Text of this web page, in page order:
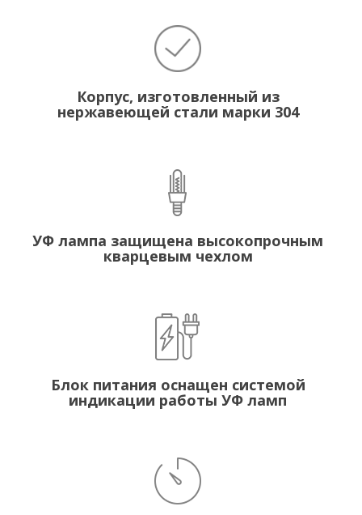
Корпус, изготовленный из
нержавеющей стали марки 304
УФ лампа защищена высокопрочным
кварцевым чехлом
Блок питания оснащен системой
индикации работы УФ ламп